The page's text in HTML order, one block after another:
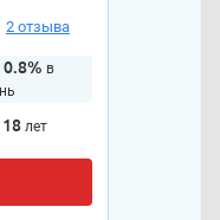
2 отзыва
0.8% в
18 лет